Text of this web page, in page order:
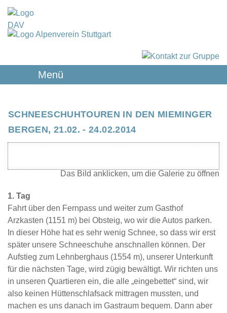
Menü
SCHNEESCHUHTOUREN IN DEN MIEMINGER
BERGEN, 21.02. - 24.02.2014
1. Tag
Fahrt über den Fernpass und weiter zum Gasthof
Arzkasten (1151 m) bei Obsteig, wo wir die Autos parken.
In dieser Höhe hat es sehr wenig Schnee, so dass wir erst
später unsere Schneeschuhe anschnallen können. Der
Aufstieg zum Lehnberghaus (1554 m), unserer Unterkunft
für die nächsten Tage, wird zügig bewältigt. Wir richten uns
in unseren Quartieren ein, die alle „eingebettet“ sind, wir
also keinen Hüttenschlafsack mittragen mussten, und
machen es uns danach im Gastraum bequem. Dann aber